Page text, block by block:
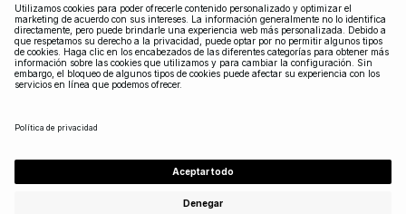
SÍGUENOS
LEGAL